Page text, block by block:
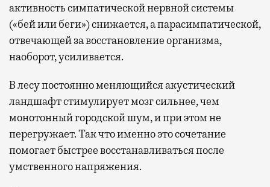
активность симпатической нервной системы
(«бей или беги») снижается, а парасимпатической,
отвечающей за восстановление организма,
наоборот, усиливается.
В лесу постоянно меняющийся акустический
ландшафт стимулирует мозг сильнее, чем
монотонный городской шум, и при этом не
перегружает. Так что именно это сочетание
помогает быстрее восстанавливаться после
умственного напряжения.